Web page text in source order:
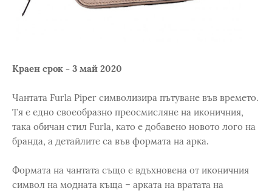
Краен срок - 3 май 2020
Чантата Furla Piper символизира пътуване във времето.
Тя е едно своеобразно преосмисляне на иконичния,
така обичан стил Furla, като е добавено новото лого на
бранда, а детайлите са във формата на арка.
Формата на чантата също е вдъхновена от иконичния
символ на модната къща – арката на вратата на